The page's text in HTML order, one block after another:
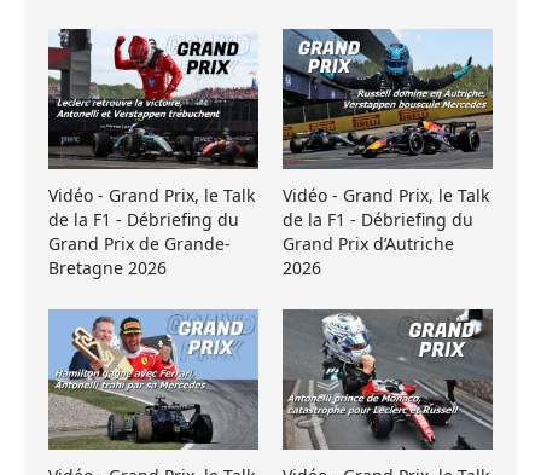
Vidéo - Grand Prix, le Talk
de la F1 - Débriefing du
Grand Prix de Grande-
Bretagne 2026
Vidéo - Grand Prix, le Talk
de la F1 - Débriefing du
Grand Prix d’Autriche
2026